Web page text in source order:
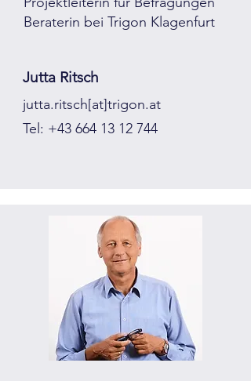
Beraterin bei Trigon Klagenfurt
Jutta Ritsch
jutta.ritsch[at]trigon.at
Tel: +43 664 13 12 744